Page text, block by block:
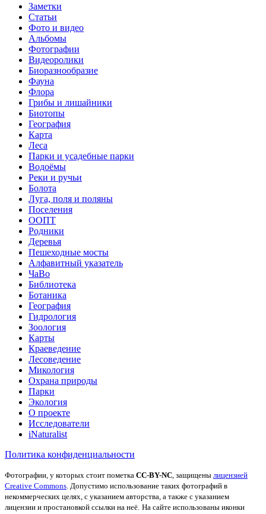
Заметки
Статьи
Фото и видео
Альбомы
Фотографии
Видеоролики
Биоразнообразие
Фауна
Флора
Грибы и лишайники
Биотопы
География
Карта
Леса
Парки и усадебные парки
Водоёмы
Реки и ручьи
Болота
Луга, поля и поляны
Поселения
ООПТ
Родники
Деревья
Пешеходные мосты
Алфавитный указатель
ЧаВо
Библиотека
Ботаника
География
Гидрология
Зоология
Карты
Краеведение
Лесоведение
Микология
Охрана природы
Парки
Экология
О проекте
Исследователи
iNaturalist
Политика конфиденциальности
Фотографии, у которых стоит пометка CC-BY-NC , защищены лицензией
Creative Commons . Допустимо использование таких фотографий в
некоммерческих целях, с указанием авторства, а также с указанием
лицензии и простановкой ссылки на неё. На сайте использованы иконки